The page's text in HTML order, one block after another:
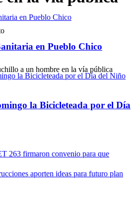
en Pueblo Chico
la Bicicleteada por el Día